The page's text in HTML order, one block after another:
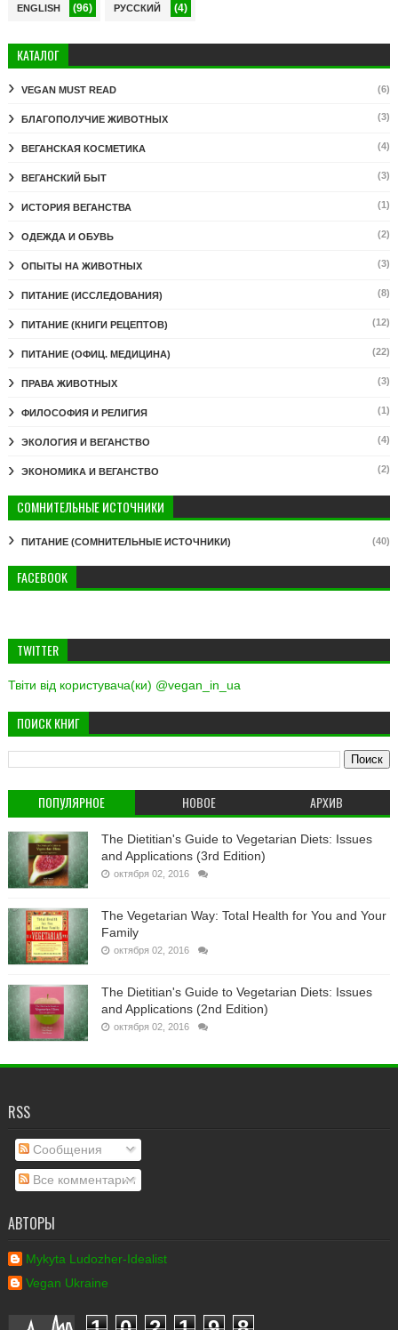
ENGLISH (96) РУССКИЙ (4)
КАТАЛОГ
VEGAN MUST READ (6)
БЛАГОПОЛУЧИЕ ЖИВОТНЫХ (3)
ВЕГАНСКАЯ КОСМЕТИКА (4)
ВЕГАНСКИЙ БЫТ (3)
ИСТОРИЯ ВЕГАНСТВА (1)
ОДЕЖДА И ОБУВЬ (2)
ОПЫТЫ НА ЖИВОТНЫХ (3)
ПИТАНИЕ (ИССЛЕДОВАНИЯ) (8)
ПИТАНИЕ (КНИГИ РЕЦЕПТОВ) (12)
ПИТАНИЕ (ОФИЦ. МЕДИЦИНА) (22)
ПРАВА ЖИВОТНЫХ (3)
ФИЛОСОФИЯ И РЕЛИГИЯ (1)
ЭКОЛОГИЯ И ВЕГАНСТВО (4)
ЭКОНОМИКА И ВЕГАНСТВО (2)
СОМНИТЕЛЬНЫЕ ИСТОЧНИКИ
ПИТАНИЕ (СОМНИТЕЛЬНЫЕ ИСТОЧНИКИ) (40)
FACEBOOK
TWITTER
Твіти від користувача(ки) @vegan_in_ua
ПОИСК КНИГ
ПОПУЛЯРНОЕ НОВОЕ АРХИВ
The Dietitian's Guide to Vegetarian Diets: Issues
and Applications (3rd Edition)
октября 02, 2016
The Vegetarian Way: Total Health for You and Your
Family
октября 02, 2016
The Dietitian's Guide to Vegetarian Diets: Issues
and Applications (2nd Edition)
октября 02, 2016
RSS
Сообщения
Все комментарии
АВТОРЫ
Mykyta Ludozher-Idealist
Vegan Ukraine